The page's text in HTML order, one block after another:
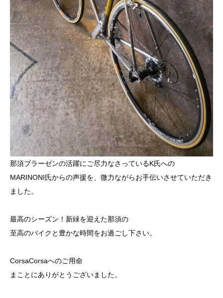
那須ブラーゼンの活躍にご尽力なさっているK氏への
MARINONI氏からの声援を、微力ながらお手伝いさせていただき
ました。
最高のシーズン！新緑を迎えた那須の
至高のバイクと豊かな時間をお過ごし下さい。
CorsaCorsaへのご用命
まことにありがとうございました。